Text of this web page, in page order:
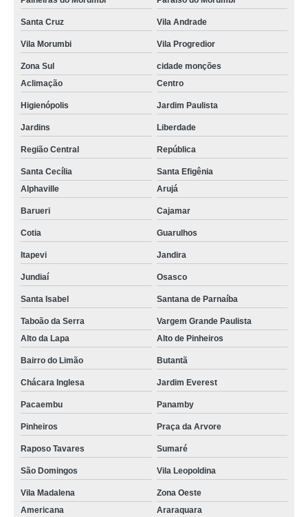
Santa Cruz Vila Andrade
Vila Morumbi Vila Progredior
Zona Sul
cidade monções
Aclimação
Centro
Higienópolis Jardim Paulista
Jardins Liberdade
Região Central República
Santa Cecília
Santa Efigênia
Alphaville
Arujá
Barueri Cajamar
Cotia Guarulhos
Itapevi Jandira
Jundiaí Osasco
Santa Isabel Santana de Parnaíba
Taboão da Serra
Vargem Grande Paulista
Alto da Lapa
Alto de Pinheiros
Bairro do Limão Butantã
Chácara Inglesa Jardim Everest
Pacaembu Panamby
Pinheiros Praça da Arvore
Raposo Tavares Sumaré
São Domingos Vila Leopoldina
Vila Madalena
Zona Oeste
Americana
Araraquara